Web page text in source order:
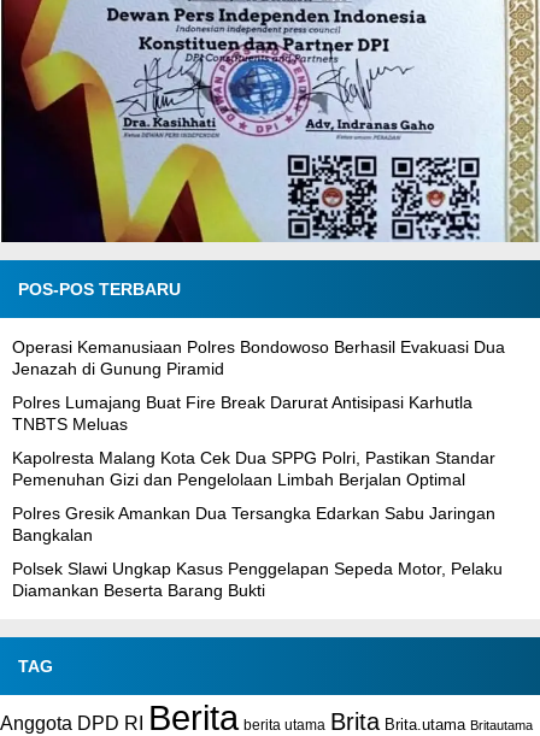
POS-POS TERBARU
Operasi Kemanusiaan Polres Bondowoso Berhasil Evakuasi Dua
Jenazah di Gunung Piramid
Polres Lumajang Buat Fire Break Darurat Antisipasi Karhutla
TNBTS Meluas
Kapolresta Malang Kota Cek Dua SPPG Polri, Pastikan Standar
Pemenuhan Gizi dan Pengelolaan Limbah Berjalan Optimal
Polres Gresik Amankan Dua Tersangka Edarkan Sabu Jaringan
Bangkalan
Polsek Slawi Ungkap Kasus Penggelapan Sepeda Motor, Pelaku
Diamankan Beserta Barang Bukti
TAG
Anggota DPD RI Berita berita utama Brita Brita.utama Britautama